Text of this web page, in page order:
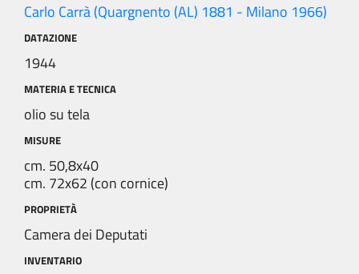
Carlo Carrà (Quargnento (AL) 1881 - Milano 1966)
DATAZIONE
1944
MATERIA E TECNICA
olio su tela
MISURE
cm. 50,8x40
cm. 72x62 (con cornice)
PROPRIETÀ
Camera dei Deputati
INVENTARIO